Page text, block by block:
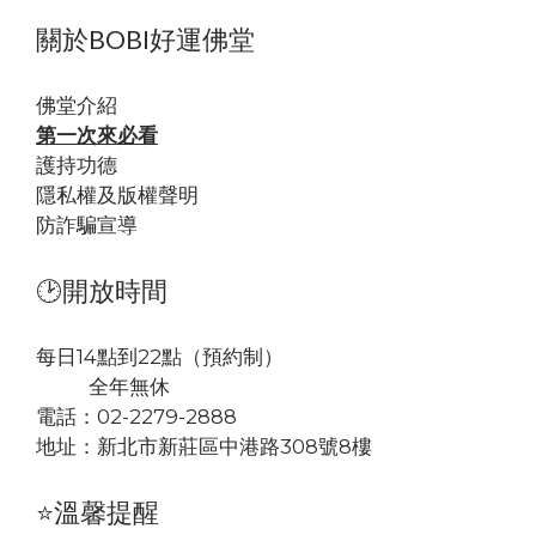
關於BOBI好運佛堂
佛堂介紹
第一次來必看
護持功德
隱私權及版權聲明
防詐騙宣導
🕑開放時間
每日14點到22點（預約制）
全年無休
電話：02-2279-2888
地址： 新北市新莊區中港路308號8樓
⭐溫馨提醒